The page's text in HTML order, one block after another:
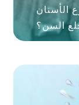
الأسنان
السن؟